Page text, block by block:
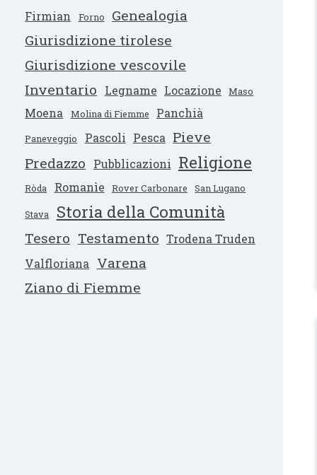
Firmian Forno
Genealogia
Giurisdizione tirolese
Giurisdizione vescovile
Inventario
Legname Locazione Maso
Moena Molina di Fiemme Panchià
Paneveggio Pascoli Pesca Pieve
Predazzo
Pubblicazioni Religione
Ròda Romanìe Rover Carbonare San Lugano
Stava Storia della Comunità
Tesero Testamento Trodena Truden
Valfloriana
Varena
Ziano di Fiemme